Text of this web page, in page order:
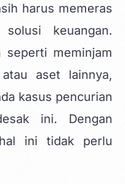
harus memeras
keuangan.
seperti meminjam
aset lainnya,
kasus pencurian
ini. Dengan
ini tidak perlu